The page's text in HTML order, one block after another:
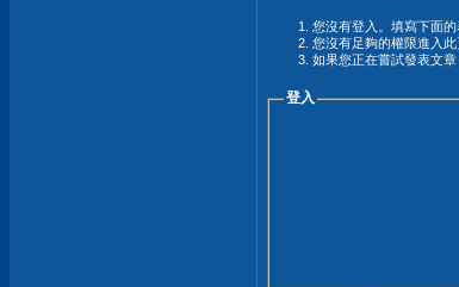
您沒有登入。填寫下面的
您沒有足夠的權限進入
如果您正在嘗試發表文
登入